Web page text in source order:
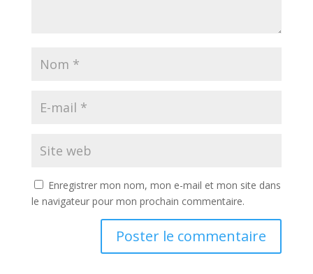
Enregistrer mon nom, mon e-mail et mon site dans
le navigateur pour mon prochain commentaire.